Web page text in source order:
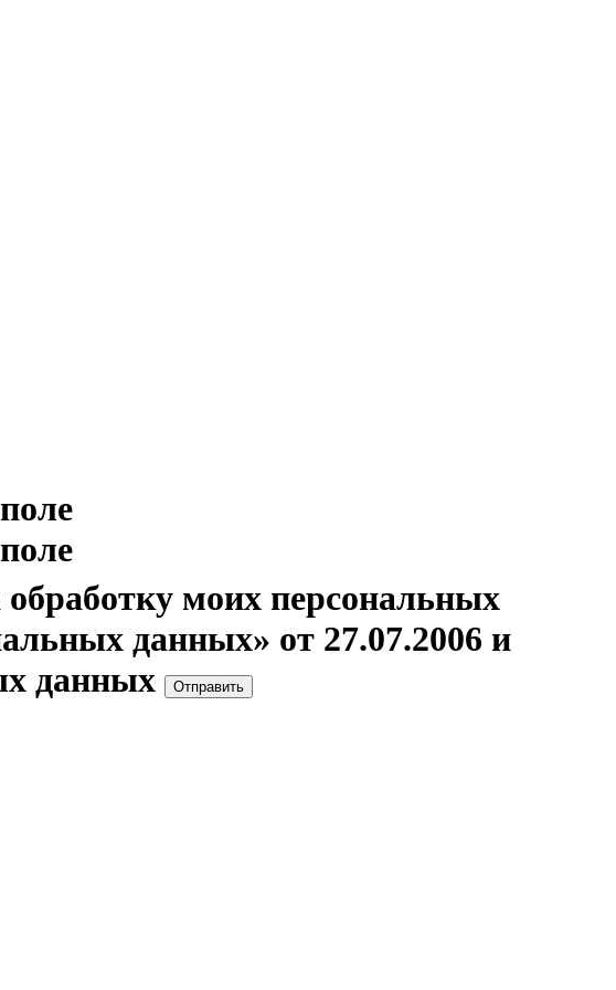
обработку моих персональных
данных» от 27.07.2006 и
данных Отправить